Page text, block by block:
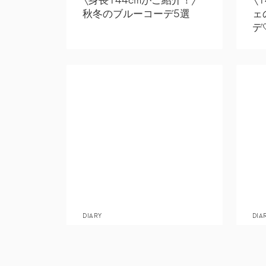
秋冬のブルーコーデ5選
デ
DIARY